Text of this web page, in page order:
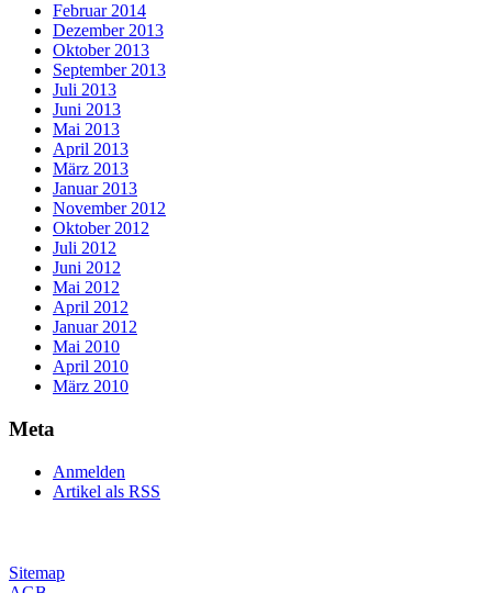
Februar 2014
Dezember 2013
Oktober 2013
September 2013
Juli 2013
Juni 2013
Mai 2013
April 2013
März 2013
Januar 2013
November 2012
Oktober 2012
Juli 2012
Juni 2012
Mai 2012
April 2012
Januar 2012
Mai 2010
April 2010
März 2010
Meta
Anmelden
Artikel als RSS
Sitemap